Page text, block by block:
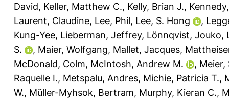
David, Keller, Matthew C., Kelly, Brian J.,
Laurent, Claudine, Lee, Phil, Lee, S. Hong ,
Kung-Yee, Lieberman, Jeffrey, Lönnqvist, Jouko,
S.
, Maier, Wolfgang, Mallet, Jacques,
McDonald, Colm, McIntosh, Andrew M. , Meier,
Raquelle I., Metspalu, Andres, Michie, Patricia T.,
W., Müller-Myhsok, Bertram, Murphy, Kieran C.,